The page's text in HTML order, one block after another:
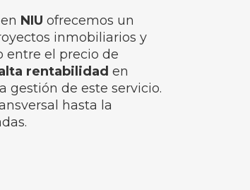
NIU ofrecemos un
inmobiliarios y
entre el precio de
rentabilidad en
gestión de este servicio.
hasta la